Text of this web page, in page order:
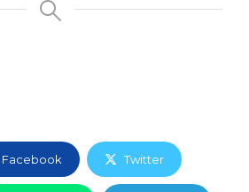
Facebook Twitter